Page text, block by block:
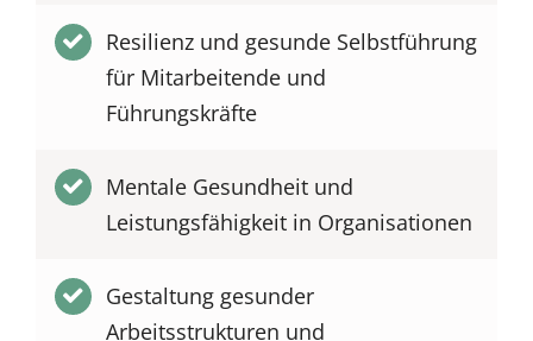
Resilienz und gesunde Selbstführung
für Mitarbeitende und
Führungskräfte
Mentale Gesundheit und
Leistungsfähigkeit in Organisationen
Gestaltung gesunder
Arbeitsstrukturen und